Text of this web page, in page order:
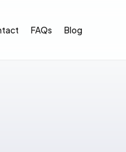
FAQs Blog